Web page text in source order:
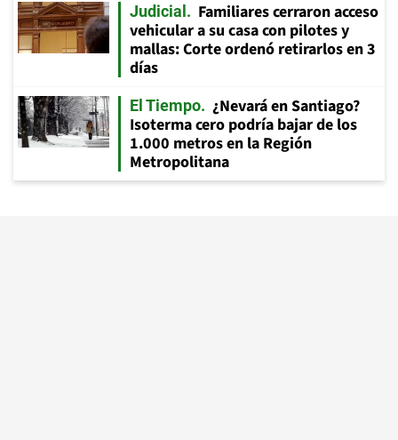
Judicial
Familiares cerraron acceso
vehicular a su casa con pilotes y
mallas: Corte ordenó retirarlos en 3
días
El Tiempo
¿Nevará en Santiago?
Isoterma cero podría bajar de los
1.000 metros en la Región
Metropolitana